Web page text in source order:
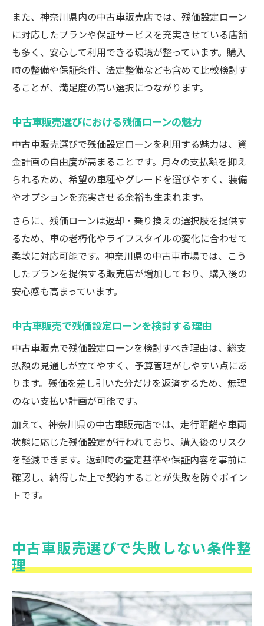
また、神奈川県内の中古車販売店では、残価設定ローン
に対応したプランや保証サービスを充実させている店舗
も多く、安心して利用できる環境が整っています。購入
時の整備や保証条件、法定整備なども含めて比較検討す
ることが、満足度の高い選択につながります。
中古車販売選びにおける残価ローンの魅力
中古車販売選びで残価設定ローンを利用する魅力は、資
金計画の自由度が高まることです。月々の支払額を抑え
られるため、希望の車種やグレードを選びやすく、装備
やオプションを充実させる余裕も生まれます。
さらに、残価ローンは返却・乗り換えの選択肢を提供す
るため、車の老朽化やライフスタイルの変化に合わせて
柔軟に対応可能です。神奈川県の中古車市場では、こう
したプランを提供する販売店が増加しており、購入後の
安心感も高まっています。
中古車販売で残価設定ローンを検討する理由
中古車販売で残価設定ローンを検討すべき理由は、総支
払額の見通しが立てやすく、予算管理がしやすい点にあ
ります。残価を差し引いた分だけを返済するため、無理
のない支払い計画が可能です。
加えて、神奈川県の中古車販売店では、走行距離や車両
状態に応じた残価設定が行われており、購入後のリスク
を軽減できます。返却時の査定基準や保証内容を事前に
確認し、納得した上で契約することが失敗を防ぐポイン
トです。
中古車販売選びで失敗しない条件整
理